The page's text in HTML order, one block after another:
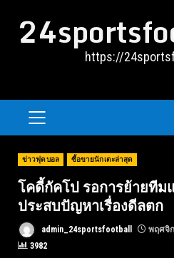
https://
PRIMARY
ข่าวฟุตบอล ซื้อขายนักเตะล่าสุด
โคดี้กัคโป รอการย้ายทีม
ประสบปัญหาเรื่องดีลตก
admin_24sportsfootball พฤศจิ
3982